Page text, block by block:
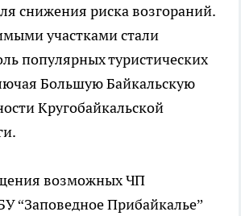
снижения риска возгораний.
участками стали
популярных туристических
Большую Байкальскую
Кругобайкальской
возможных ЧП
“Заповедное Прибайкалье”